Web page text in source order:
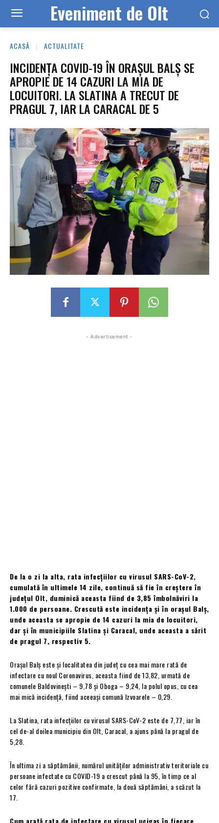
Eveniment de Olt
ACASĂ ACTUALITATE
INCIDENȚA COVID-19 ÎN ORAȘUL BALȘ SE
APROPIE DE 14 CAZURI LA MIA DE
LOCUITORI. LA SLATINA A TRECUT DE
PRAGUL 7, IAR LA CARACAL DE 5
- Advertisement -
De la o zi la alta, rata infecțiilor cu virusul SARS-CoV-2,
cumulată în ultimele 14 zile, continuă să fie în creștere în
județul Olt, duminică aceasta fiind de 3,85 îmbolnăviri la
1.000 de persoane. Crescută este incidența și în orașul Balș,
unde aceasta se apropie de 14 cazuri la mia de locuitori,
dar și în municipiile Slatina și Caracal, unde aceasta a sărit
de pragul 7, respectiv 5.
Orașul Balș este și localitatea din județ cu cea mai mare rată de
infectare cu noul Coronavirus, aceasta fiind de 13,82, urmată de
comunele Baldovinești – 9,78 și Oboga – 9,24, la polul opus, cu cea
mai mică incidență, fiind aceeași comună Izvoarele – 0,29.
La Slatina, rata infecțiilor cu virusul SARS-CoV-2 este de 7,77, iar în
cel de-al doilea municipiu din Olt, Caracal, a ajuns până la pragul de
5,28.
În ultima zi a săptămânii, numărul unităților administrativ teritoriale cu
persoane infectate cu COVID-19 a crescut până la 95, în timp ce al
celor fără cazuri pozitive confirmate, la două săptămâni, a scăzut la
17.
Cum arată rata de infectare cu virusul ucigaș în fiecare